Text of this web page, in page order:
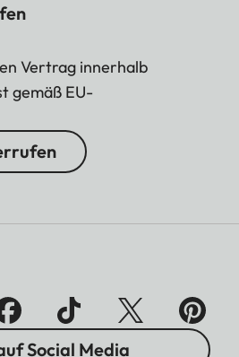
Vertrag innerhalb
gemäß EU-
Social Media